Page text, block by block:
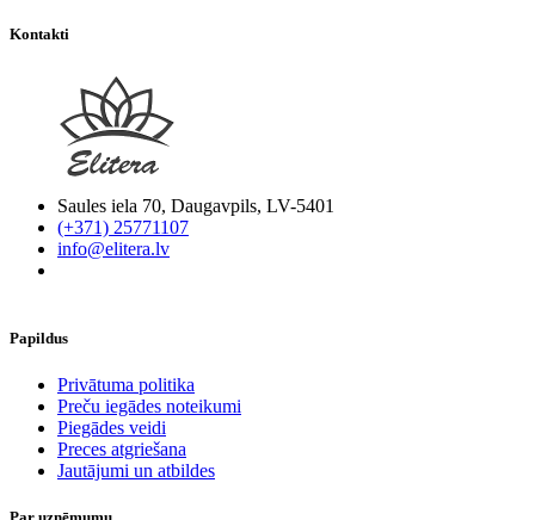
Kontakti
Saules iela 70, Daugavpils, LV-5401
(+371) 25771107
info@elitera.lv
Papildus
​Privātuma politika
Preču iegādes noteikumi
Piegādes veidi
Preces atgriešana
Jautājumi un atbildes